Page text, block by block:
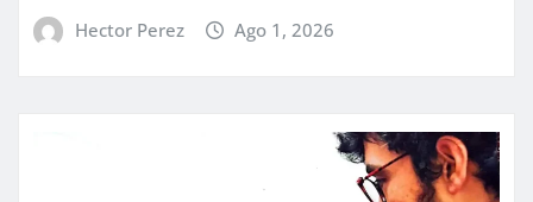
Hector Perez Ago 1, 2026